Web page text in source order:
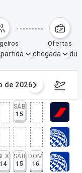
ofertas
partida chegada
de 2026 17–23
SÁB
15
14
SÁB
15
DOM
16